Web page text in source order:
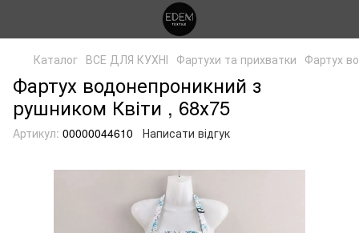
Каталог ВСЕ ДЛЯ КУХНІ Фартухи та прихватки Фартух
Фартух водонепроникний з
рушником Квіти , 68х75
Артикул: 00000044610 Написати відгук